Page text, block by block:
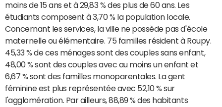
moins de 15 ans et à 29,83 % des plus de 60 ans. Les
étudiants composent à 3,70 % la population locale.
Concernant les services, la ville ne possède pas d'école
maternelle ou élémentaire. 75 familles résident à Roupy.
45,33 % de ces ménages sont des couples sans enfant,
48,00 % sont des couples avec au moins un enfant et
6,67 % sont des familles monoparentales. La gent
féminine est plus représentée avec 52,10 % sur
l'agglomération. Par ailleurs, 88,89 % des habitants